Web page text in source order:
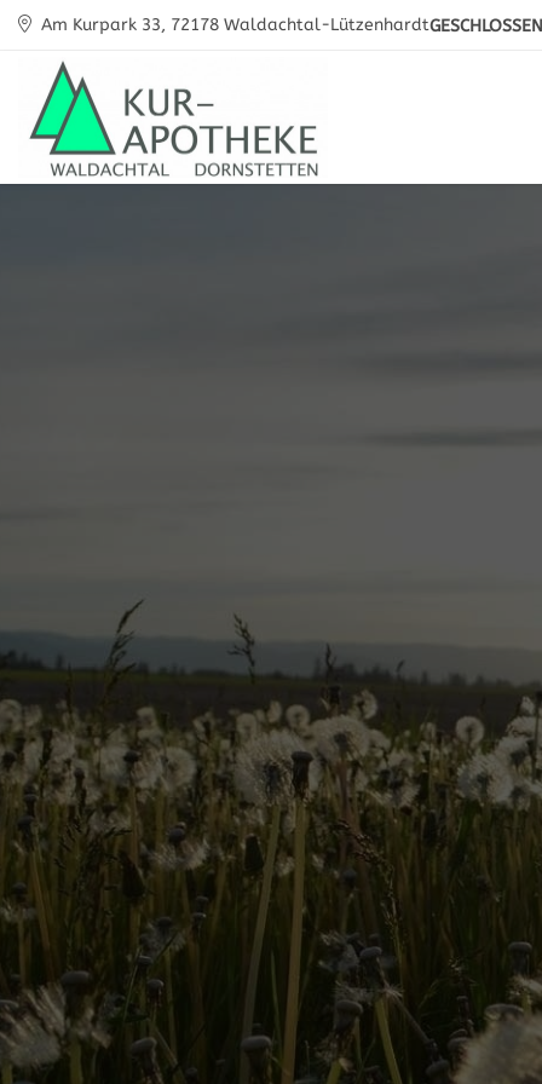
Am Kurpark 33, 72178 Waldachtal-LützenhardtGESCHLOSSEN